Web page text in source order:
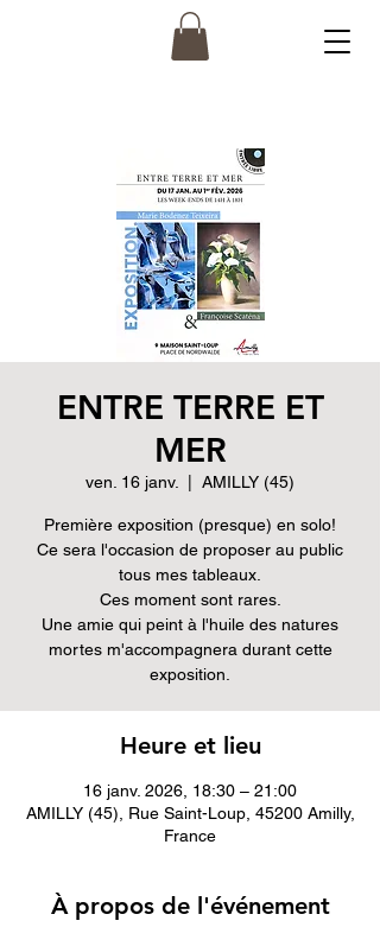
ENTRE TERRE ET
MER
ven. 16 janv. AMILLY (45)
Première exposition (presque) en solo!
Ce sera l'occasion de proposer au public
tous mes tableaux.
Ces moment sont rares.
Une amie qui peint à l'huile des natures
mortes m'accompagnera durant cette
exposition.
Heure et lieu
16 janv. 2026, 18:30 – 21:00
AMILLY (45), Rue Saint-Loup, 45200 Amilly,
France
À propos de l'événement